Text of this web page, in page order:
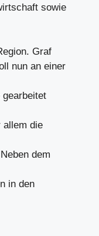
sowie
Graf
nun an einer
allem die
dem
in den